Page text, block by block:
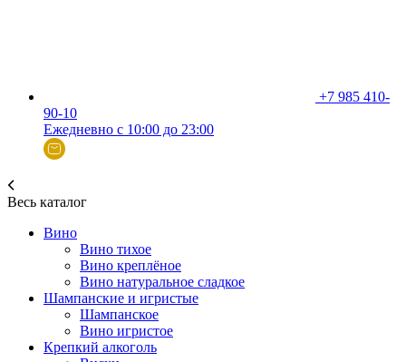
+7 985 410-
90-10
Ежедневно с 10:00 до 23:00
Весь каталог
Вино
Вино тихое
Вино креплёное
Вино натуральное сладкое
Шампанские и игристые
Шампанское
Вино игристое
Крепкий алкоголь